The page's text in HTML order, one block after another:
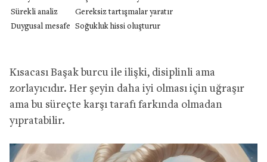
Sürekli analiz
Gereksiz tartışmalar yaratır
Duygusal mesafe
Soğukluk hissi oluşturur
Kısacası Başak burcu ile ilişki, disiplinli ama
zorlayıcıdır. Her şeyin daha iyi olması için uğraşır
ama bu süreçte karşı tarafı farkında olmadan
yıpratabilir.